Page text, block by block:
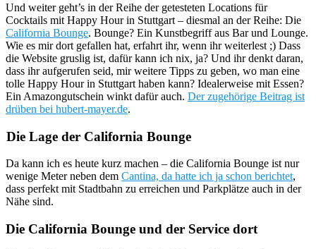
Und weiter geht’s in der Reihe der getesteten Locations für
Cocktails mit Happy Hour in Stuttgart – diesmal an der Reihe: Die
California Bounge. Bounge? Ein Kunstbegriff aus Bar und Lounge.
Wie es mir dort gefallen hat, erfahrt ihr, wenn ihr weiterlest ;) Dass
die Website gruslig ist, dafür kann ich nix, ja? Und ihr denkt daran,
dass ihr aufgerufen seid, mir weitere Tipps zu geben, wo man eine
tolle Happy Hour in Stuttgart haben kann? Idealerweise mit Essen?
Ein Amazongutschein winkt dafür auch. Der zugehörige Beitrag ist
drüben bei hubert-mayer.de.
Die Lage der California Bounge
Da kann ich es heute kurz machen – die California Bounge ist nur
wenige Meter neben dem Cantina, da hatte ich ja schon berichtet,
dass perfekt mit Stadtbahn zu erreichen und Parkplätze auch in der
Nähe sind.
Die California Bounge und der Service dort